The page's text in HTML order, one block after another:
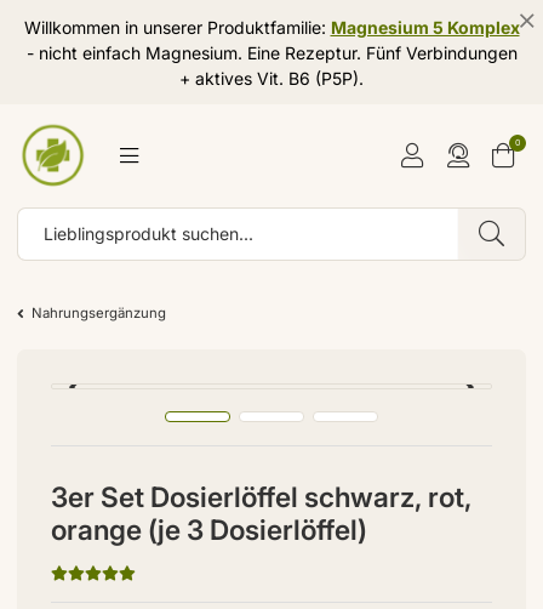
Willkommen in unserer Produktfamilie: Magnesium 5 Komplex
- nicht einfach Magnesium. Eine Rezeptur. Fünf Verbindungen
+ aktives Vit. B6 (P5P).
0
Nahrungsergänzung
3er Set Dosierlöffel schwarz, rot,
orange (je 3 Dosierlöffel)